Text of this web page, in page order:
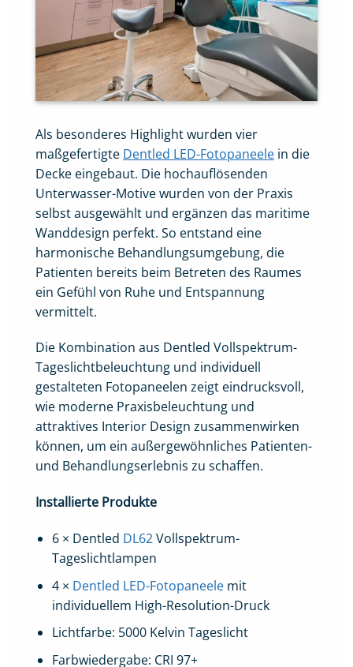
Als besonderes Highlight wurden vier
maßgefertigte Dentled LED-Fotopaneele in die
Decke eingebaut. Die hochauflösenden
Unterwasser-Motive wurden von der Praxis
selbst ausgewählt und ergänzen das maritime
Wanddesign perfekt. So entstand eine
harmonische Behandlungsumgebung, die
Patienten bereits beim Betreten des Raumes
ein Gefühl von Ruhe und Entspannung
vermittelt.
Die Kombination aus Dentled Vollspektrum-
Tageslichtbeleuchtung und individuell
gestalteten Fotopaneelen zeigt eindrucksvoll,
wie moderne Praxisbeleuchtung und
attraktives Interior Design zusammenwirken
können, um ein außergewöhnliches Patienten-
und Behandlungserlebnis zu schaffen.
Installierte Produkte
6 × Dentled DL62Vollspektrum-
Tageslichtlampen
4 × Dentled LED-Fotopaneelemit
individuellem High-Resolution-Druck
Lichtfarbe: 5000 Kelvin Tageslicht
Farbwiedergabe: CRI 97+